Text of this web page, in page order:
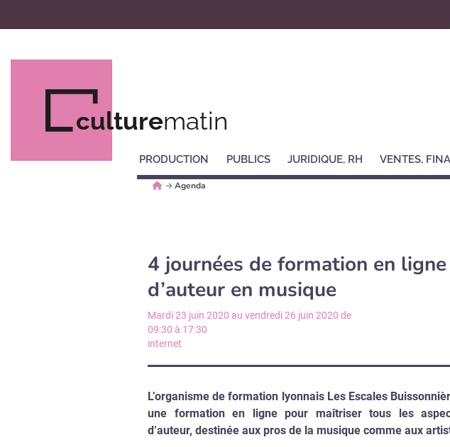
culturematin
PRODUCTION PUBLICS JURIDIQUE, RH VENTES,
→Agenda
4 journées de formation en
d’auteur en musique
Mardi 23 juin 2020 au vendredi 26 juin 2020 de
09:30 à 17:30
internet
L’organisme de formation lyonnais Les Escales
une formation en ligne pour maîtriser tous les
d’auteur, destinée aux pros de la musique comme aux